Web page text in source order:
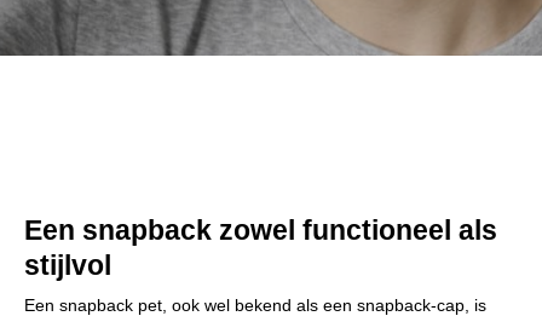
Een snapback zowel functioneel als
stijlvol
Een snapback pet, ook wel bekend als een snapback-cap, is